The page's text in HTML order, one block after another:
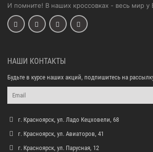
И помните! В наших кроссовках - весь мир у
НАШИ КОНТАКТЫ
Будьте в курсе наших акций, подпишитесь на
г. Красноярск, ул. Ладо Кецховели, 68
г. Красноярск, ул. Авиаторов, 41
г. Красноярск, ул. Парусная, 12